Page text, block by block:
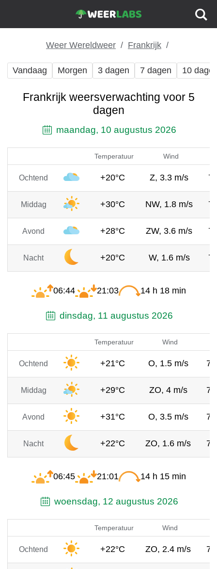
Weer Wereldweer Frankrijk
Vandaag Morgen 3 dagen 7 dagen 10
Frankrijk weersverwachting voor 5
dagen
maandag, 10 augustus 2026
Temperatuur Wind
Ochtend +20°C Z, 3.3 m/s
Middag +30°C NW, 1.8 m/s
Avond +28°C ZW, 3.6 m/s
Nacht +20°C W, 1.6 m/s
06:44 21:03 14 h 18 min
dinsdag, 11 augustus 2026
Temperatuur Wind
Ochtend +21°C O, 1.5 m/s
Middag +29°C ZO, 4 m/s
Avond +31°C O, 3.5 m/s
Nacht +22°C ZO, 1.6 m/s
06:45 21:01 14 h 15 min
woensdag, 12 augustus 2026
Temperatuur Wind
Ochtend +22°C ZO, 2.4 m/s